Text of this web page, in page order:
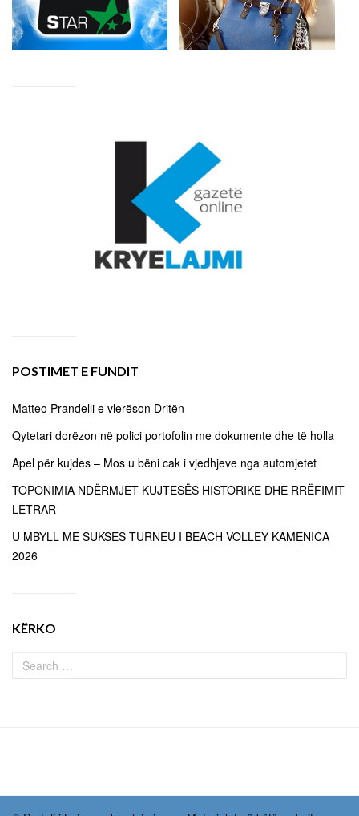
POSTIMET E FUNDIT
Matteo Prandelli e vlerëson Dritën
Qytetari dorëzon në polici portofolin me dokumente dhe të holla
Apel për kujdes – Mos u bëni cak i vjedhjeve nga automjetet
TOPONIMIA NDËRMJET KUJTESËS HISTORIKE DHE RRËFIMIT
LETRAR
U MBYLL ME SUKSES TURNEU I BEACH VOLLEY KAMENICA
2026
KËRKO